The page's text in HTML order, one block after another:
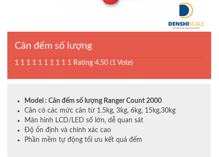
Cân đếm số lượng
1 1 1 1 1 1 1 1 1 1 Rating 4.50 (1 Vote)
Model : Cân đếm số lượng Ranger Count 2000
Cân có các mức cân từ 1.5kg, 3kg, 6kg, 15kg,30kg
Màn hình LCD/LED số lớn, dễ quan sát
Độ ổn định và chính xác cao
Phần mềm tự động tối ưu kết quả đếm